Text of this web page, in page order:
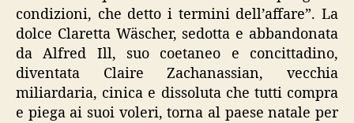
condizioni, che detto i termini dell’affare”. La
dolce Claretta Wäscher, sedotta e abbandonata
da Alfred Ill, suo coetaneo e concittadino,
diventata Claire Zachanassian, vecchia
miliardaria, cinica e dissoluta che tutti compra
e piega ai suoi voleri, torna al paese natale per